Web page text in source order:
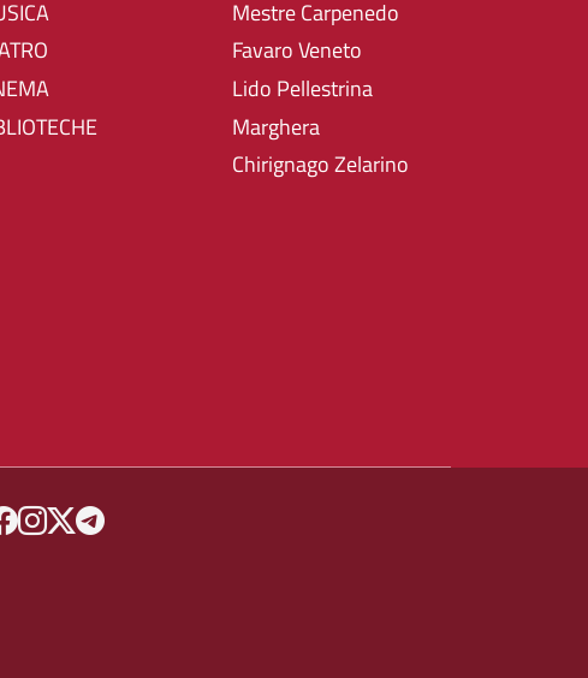
Mestre Carpenedo
Favaro Veneto
Lido Pellestrina
Marghera
Chirignago Zelarino
MENU